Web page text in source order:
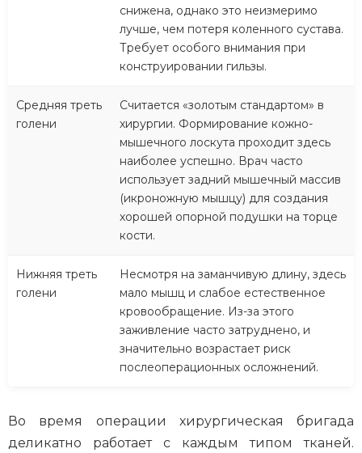
снижена, однако это неизмеримо
лучше, чем потеря коленного сустава.
Требует особого внимания при
конструировании гильзы.
Средняя треть
голени
Считается «золотым стандартом» в
хирургии. Формирование кожно-
мышечного лоскута проходит здесь
наиболее успешно. Врач часто
использует задний мышечный массив
(икроножную мышцу) для создания
хорошей опорной подушки на торце
кости.
Нижняя треть
голени
Несмотря на заманчивую длину, здесь
мало мышц и слабое естественное
кровообращение. Из-за этого
заживление часто затруднено, и
значительно возрастает риск
послеоперационных осложнений.
Во время операции хирургическая бригада
деликатно работает с каждым типом тканей.